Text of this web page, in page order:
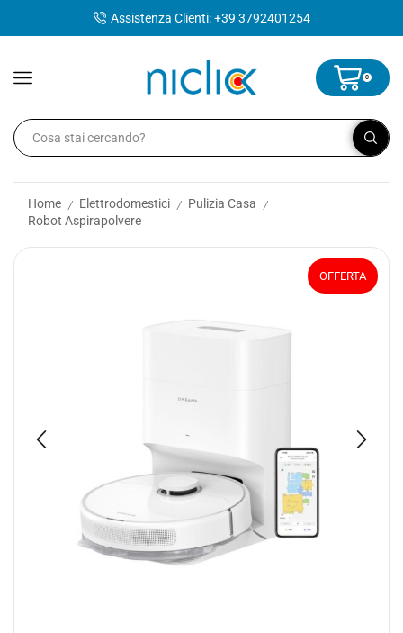
Assistenza Clienti: +39 3792401254
0
Home / Elettrodomestici / Pulizia Casa /
Robot Aspirapolvere
OFFERTA